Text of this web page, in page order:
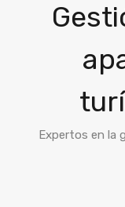
Expertos en la